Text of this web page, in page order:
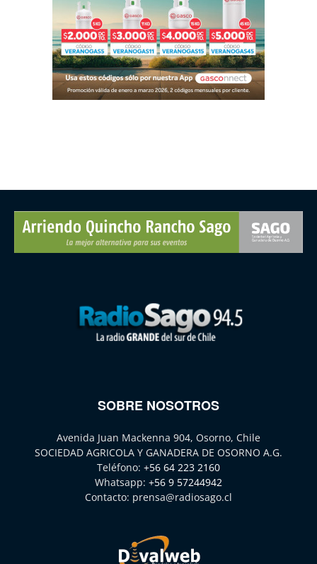
SOBRE NOSOTROS
Avenida Juan Mackenna 904, Osorno, Chile
SOCIEDAD AGRICOLA Y GANADERA DE OSORNO A.G.
Teléfono: +56 64 223 2160
Whatsapp: +56 9 57244942
Contacto: prensa@radiosago.cl